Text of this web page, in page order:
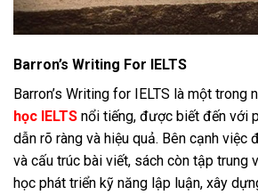
Barron’s Writing For IELTS
Barron’s Writing for IELTS là một trong
học IELTS nổi tiếng, được biết đến với
dẫn rõ ràng và hiệu quả. Bên cạnh việc
và cấu trúc bài viết, sách còn tập trung
học phát triển kỹ năng lập luận, xây